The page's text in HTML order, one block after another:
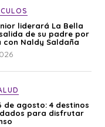
liderará La Bella
de su padre por
con Naldy Saldaña
de agosto: 4 destinos
para disfrutar